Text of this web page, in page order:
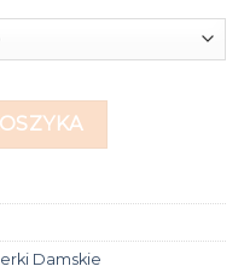
damskie
Damskie